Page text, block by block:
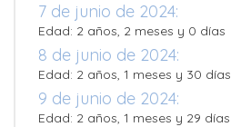
7 de junio de 2024:
Edad: 2 años, 2 meses y 0 días
8 de junio de 2024:
Edad: 2 años, 1 meses y 30 días
9 de junio de 2024:
Edad: 2 años, 1 meses y 29 días